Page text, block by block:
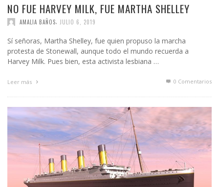
NO FUE HARVEY MILK, FUE MARTHA SHELLEY
AMALIA BAÑOS JULIO 6, 2019
Sí señoras, Martha Shelley, fue quien propuso la marcha
protesta de Stonewall, aunque todo el mundo recuerda a
Harvey Milk. Pues bien, esta activista lesbiana …
Leer más 0 Comentarios